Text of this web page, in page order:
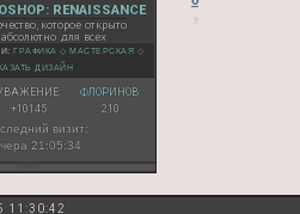
RENAISSANCE
которое открыто
абсолютно для всех
ГРАФИКА ◇ МАСТЕРСКАЯ ◇
ДИЗАЙН
+10145
ФЛОРИНОВ:
210
визит:
21:05:34
11:30:42